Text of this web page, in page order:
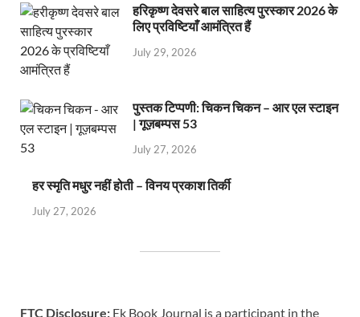
हरिकृष्ण देवसरे बाल साहित्य पुरस्कार 2026 के
लिए प्रविष्टियाँ आमंत्रित हैं
July 29, 2026
पुस्तक टिप्पणी: चिकन चिकन – आर एल स्टाइन
| गूज़बम्पस 53
July 27, 2026
हर स्मृति मधुर नहीं होती – विनय प्रकाश तिर्की
July 27, 2026
FTC Disclosure: Ek Book Journal is a participant in the